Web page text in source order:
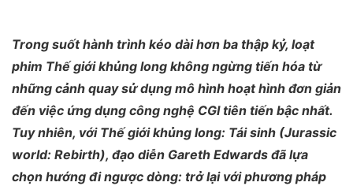
Trong suốt hành trình kéo dài hơn ba thập kỷ, loạt
phim Thế giới khủng long không ngừng tiến hóa từ
những cảnh quay sử dụng mô hình hoạt hình đơn giản
đến việc ứng dụng công nghệ CGI tiên tiến bậc nhất.
Tuy nhiên, với Thế giới khủng long: Tái sinh (Jurassic
world: Rebirth), đạo diễn Gareth Edwards đã lựa
chọn hướng đi ngược dòng: trở lại với phương pháp